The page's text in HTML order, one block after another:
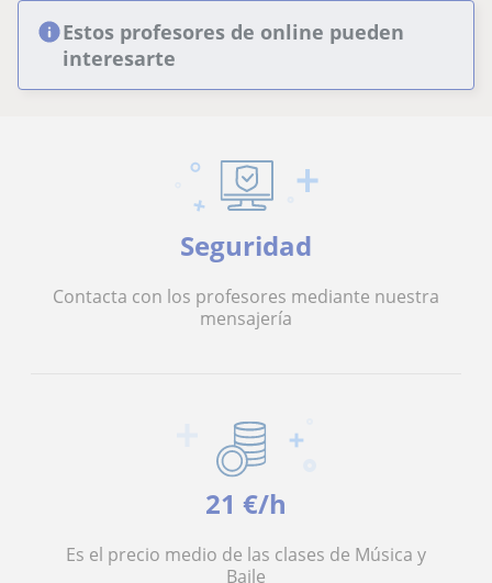
Estos profesores de online pueden
interesarte
Seguridad
Contacta con los profesores mediante nuestra
mensajería
21 €/h
Es el precio medio de las clases de Música y
Baile